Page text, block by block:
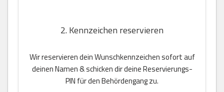
2. Kennzeichen reservieren
Wir reservieren dein Wunschkennzeichen sofort auf
deinen Namen & schicken dir deine Reservierungs-
PIN für den Behördengang zu.